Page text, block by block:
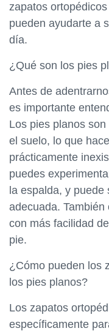
zapatos
pueden ayudarte a
día.
¿Qué son los pies
Antes de
es importante
Los pies planos
el suelo, lo que
prácticamente
puedes
la espalda, y
adecuada.
con más facilidad
pie.
¿Cómo pueden los
los pies planos?
Los zapatos
específicamente